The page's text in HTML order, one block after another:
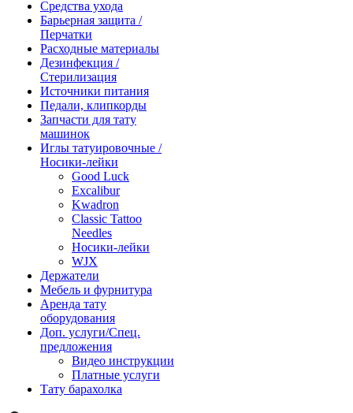
Средства ухода
Барьерная защита /
Перчатки
Расходные материалы
Дезинфекция /
Стерилизация
Источники питания
Педали, клипкорды
Запчасти для тату
машинок
Иглы татуировочные /
Носики-лейки
Good Luck
Excalibur
Kwadron
Classic Tattoo
Needles
Носики-лейки
WJX
Держатели
Мебель и фурнитура
Аренда тату
оборудования
Доп. услуги/Спец.
предложения
Видео инструкции
Платные услуги
Тату барахолка